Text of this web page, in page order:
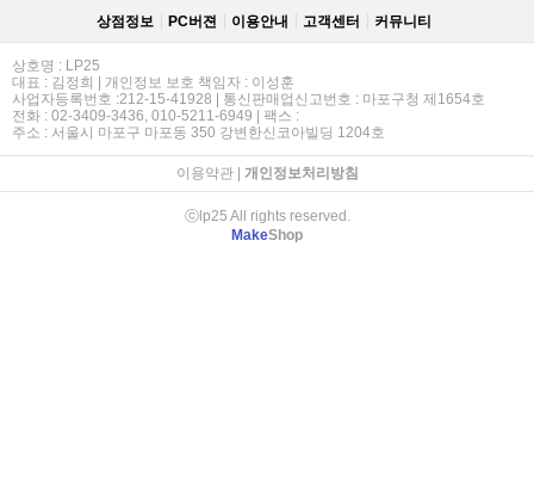
상점정보 PC버젼 이용안내 고객센터 커뮤니티
상호명 : LP25
대표 : 김정희 | 개인정보 보호 책임자 : 이성훈
사업자등록번호 :212-15-41928 | 통신판매업신고번호 : 마포구청 제1654호
전화 : 02-3409-3436, 010-5211-6949 | 팩스 :
주소 : 서울시 마포구 마포동 350 강변한신코아빌딩 1204호
이용약관| 개인정보처리방침
ⓒlp25 All rights reserved.
MakeShop